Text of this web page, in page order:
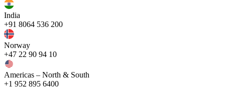
India
+91 8064 536 200
Norway
+47 22 90 94 10
Americas – North & South
+1 952 895 6400